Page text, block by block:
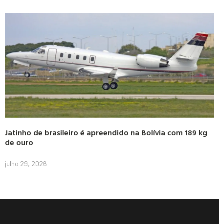
Jatinho de brasileiro é apreendido na Bolívia com 189 kg
de ouro
julho 29, 2026